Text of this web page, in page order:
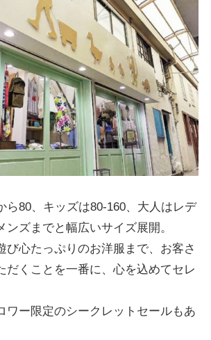
ら80、キッズは80-160、大人はレデ
ンズまでと幅広いサイズ展開。
び心たっぷりのお洋服まで、お客さ
だくことを一番に、心を込めてセレ
ワー限定のシークレットセールもあ